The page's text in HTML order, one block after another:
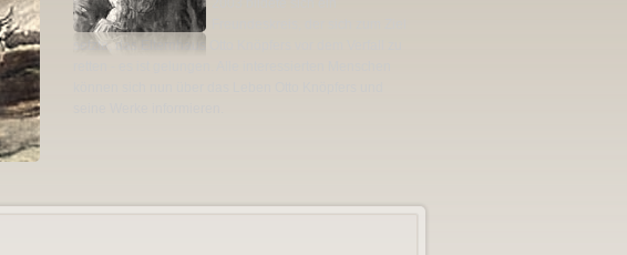
setzte, das Elternhaus Otto Knöpfers vor dem Verfall zu